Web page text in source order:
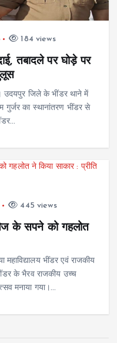
184 views
तबादले पर घोड़े पर
जिले के भींडर थाने में
गुर्जर का स्थानांतरण भींडर से
445 views
के सपने को गहलोत
भींडर एवं राजकीय
के भैरव राजकीय उच्च
मनाया गया।…